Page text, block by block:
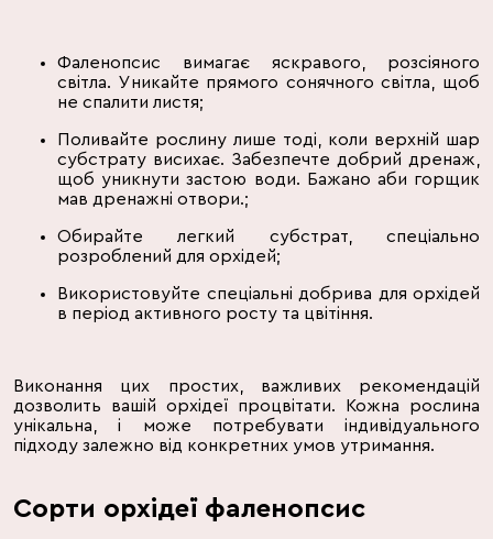
Фаленопсис вимагає яскравого, розсіяного
світла. Уникайте прямого сонячного світла, щоб
не спалити листя;
Поливайте рослину лише тоді, коли верхній шар
субстрату висихає. Забезпечте добрий дренаж,
щоб уникнути застою води. Бажано аби горщик
мав дренажні отвори.;
Обирайте легкий субстрат, спеціально
розроблений для орхідей;
Використовуйте спеціальні добрива для орхідей
в період активного росту та цвітіння.
Виконання цих простих, важливих рекомендацій
дозволить вашій орхідеї процвітати. Кожна рослина
унікальна, і може потребувати індивідуального
підходу залежно від конкретних умов утримання.
Сорти орхідеї фаленопсис